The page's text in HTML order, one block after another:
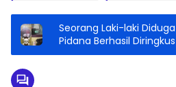
Seorang Laki-laki
Pidana Berhasil Diringkus